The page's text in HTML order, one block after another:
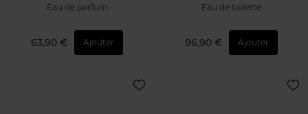
Eau de parfum
63,90 € Ajouter
Eau de toilette
96,90 € Ajouter